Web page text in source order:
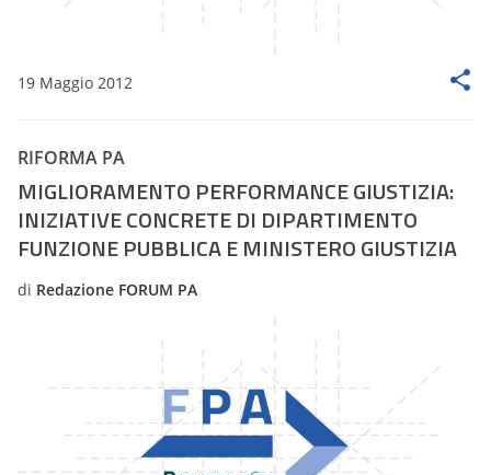
19 Maggio 2012
RIFORMA PA
MIGLIORAMENTO PERFORMANCE GIUSTIZIA:
INIZIATIVE CONCRETE DI DIPARTIMENTO
FUNZIONE PUBBLICA E MINISTERO GIUSTIZIA
di Redazione FORUM PA